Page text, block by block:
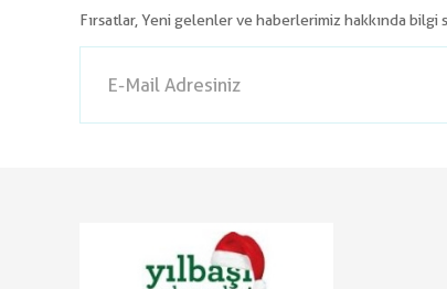
Fırsatlar, Yeni gelenler ve haberlerimiz hakkında